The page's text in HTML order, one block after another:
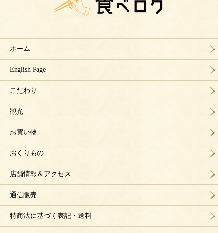
ホーム
English Page
こだわり
観光
お買い物
おくりもの
店舗情報＆アクセス
通信販売
特商法に基づく表記・送料